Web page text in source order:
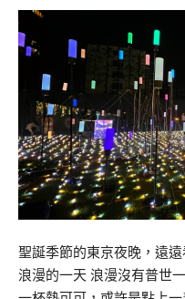
聖誕季節的東京夜晚，遠
浪漫的一天 浪漫沒有普世